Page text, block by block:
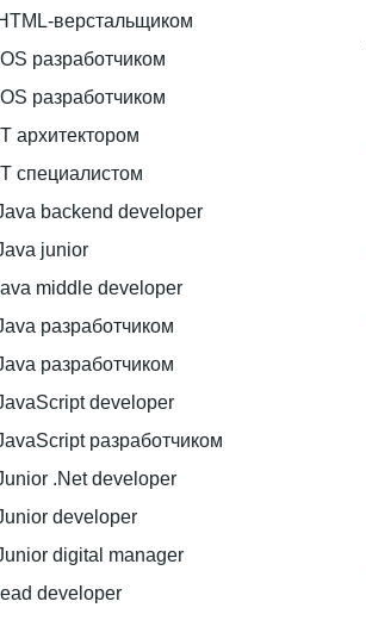
верстальщиком
разработчиком
разработчиком
архитектором
специалистом
backend developer
junior
middle developer
разработчиком
разработчиком
developer
разработчиком
.Net developer
developer
digital manager
developer